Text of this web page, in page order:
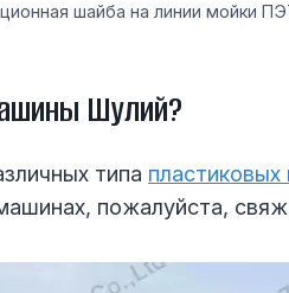
шайба на линии мойки
Шулий?
типа
пожалуйста,